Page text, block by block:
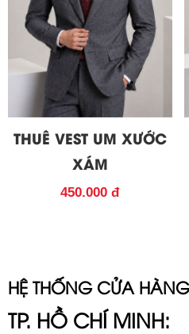
THUÊ VEST UM XƯỚC
XÁM
450.000 đ
HỆ THỐNG CỬA HÀNG
TP. HỒ CHÍ MINH: